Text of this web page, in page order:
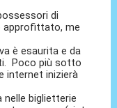
di
approfittato, me
è esaurita e da
Poco più sotto
internet inizierà
nelle biglietterie